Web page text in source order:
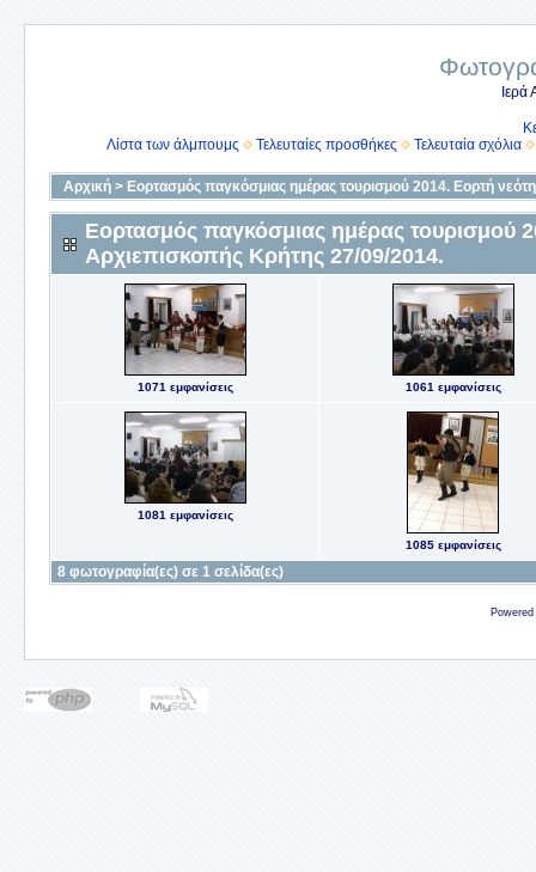
Λίστα των άλμπουμς
Τελευταίες προσθήκες Τελευταία σχόλια
Αρχική > Εορτασμός παγκόσμιας ημέρας τουρισμού 2014. Εορτή
Εορτασμός παγκόσμιας ημέρας τουρισμού
Αρχιεπισκοπής Κρήτης 27/09/2014.
1071 εμφανίσεις 1061 εμφανίσεις
1081 εμφανίσεις
1085 εμφανίσεις
8 φωτογραφία(ες) σε 1 σελίδα(ες)